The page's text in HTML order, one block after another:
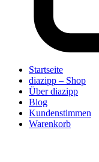
Startseite
diazipp – Shop
Über diazipp
Blog
Kundenstimmen
Warenkorb